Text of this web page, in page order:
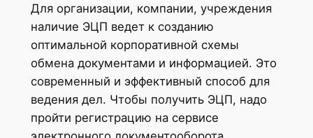
Для организации, компании, учреждения
наличие ЭЦП ведет к созданию
оптимальной корпоративной схемы
обмена документами и информацией. Это
современный и эффективный способ для
ведения дел. Чтобы получить ЭЦП, надо
пройти регистрацию на сервисе